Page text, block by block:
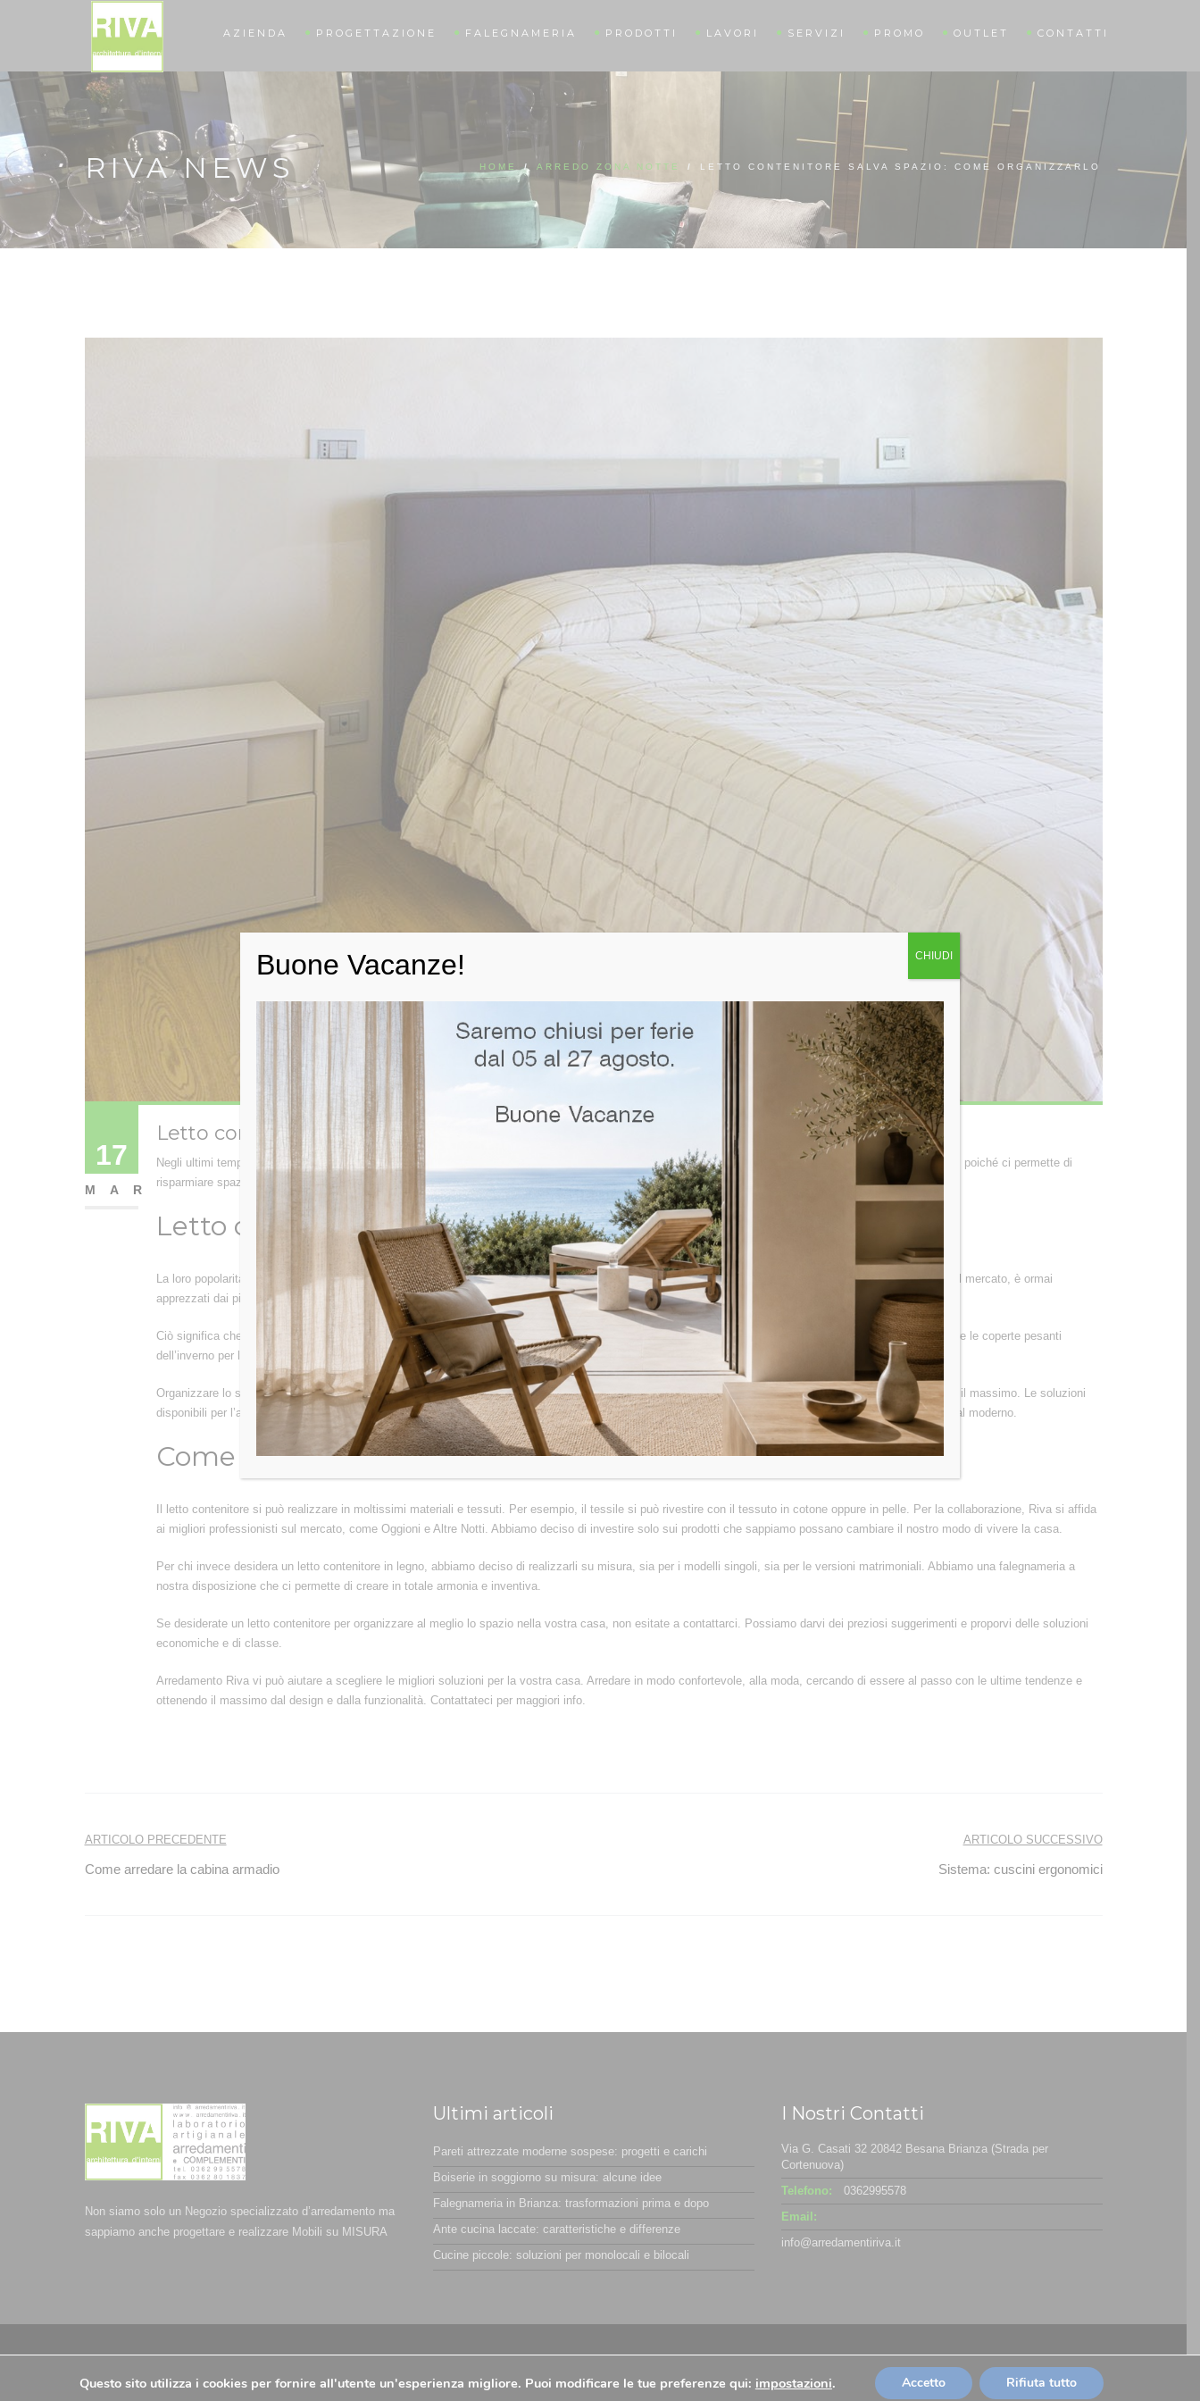
AZIENDA PROGETTAZIONE FALEGNAMERIA PRODOTTI LAVORI SERVIZI PROMO OUTLET CONTATTI
RIVA NEWS HOME / ARREDO ZONA NOTTE / LETTO CONTENITORE SALVA SPAZIO: COME ORGANIZZARLO
17
MAR
Letto contenitore salva spazio: come organizzarlo
Negli ultimi tempi, il letto contenitore salva spazio è diventato un vero e proprio must irrinunciabile. Un modo di vivere la camera da letto in maniera diversa, poiché ci permette di
risparmiare spazio e di ottenere solo il massimo del comfort. Se non abbiamo una casa molto spaziosa, poi, si rivela la scelta ottimale su cui investire.
Letto contenitore salva spazio: vantaggi
La loro popolarità è cominciata circa un decennio fa; lo stile italiano classico non prevedeva i letti contenitori salva spazio. Sin da quando però è arrivato sul mercato, è ormai
apprezzati dai più. Una delle caratteristiche più interessanti è che possiamo comprarlo sia nella versione singola che matrimoniale.
Ciò significa che, ad esempio, se nella camera dei nostri figli non abbiamo spazio, con questo letto contenitore potremo ricavare una zona extra in cui riporre le coperte pesanti
dell’inverno per liberare l’armadio e non solo. Infatti, nel letto contenitore possiamo anche aggiungere i giocattoli.
Organizzare lo spazio in casa talvolta può diventare davvero problematico. Grazie a questi accorgimenti, al nuovo mobilio, ci assicureremo solo di ottenere il massimo. Le soluzioni
disponibili per l’acquisto, inoltre, sono varie: potrete scegliere la dimensione migliore in base alle vostre esigenze. Ma non solo: anche gli stili, dal classico al moderno.
Come organizzare un letto salva spazio
Il letto contenitore si può realizzare in moltissimi materiali e tessuti. Per esempio, il tessile si può rivestire con il tessuto in cotone oppure in pelle. Per la collaborazione, Riva si affida
ai migliori professionisti sul mercato, come Oggioni e Altre Notti. Abbiamo deciso di investire solo sui prodotti che sappiamo possano cambiare il nostro modo di vivere la casa.
Per chi invece desidera un letto contenitore in legno, abbiamo deciso di realizzarli su misura, sia per i modelli singoli, sia per le versioni matrimoniali. Abbiamo una falegnameria a
nostra disposizione che ci permette di creare in totale armonia e inventiva.
Se desiderate un letto contenitore per organizzare al meglio lo spazio nella vostra casa, non esitate a contattarci. Possiamo darvi dei preziosi suggerimenti e proporvi delle soluzioni
economiche e di classe.
Arredamento Riva vi può aiutare a scegliere le migliori soluzioni per la vostra casa. Arredare in modo confortevole, alla moda, cercando di essere al passo con le ultime tendenze e
ottenendo il massimo dal design e dalla funzionalità. Contattateci per maggiori info.
Navigazione
articoli
ARTICOLO PRECEDENTE
Come arredare la cabina armadio
ARTICOLO SUCCESSIVO
Sistema: cuscini ergonomici
Non siamo solo un Negozio specializzato d’arredamento ma
sappiamo anche progettare e realizzare Mobili su MISURA
Ultimi articoli
Pareti attrezzate moderne sospese: progetti e carichi
Boiserie in soggiorno su misura: alcune idee
Falegnameria in Brianza: trasformazioni prima e dopo
Ante cucina laccate: caratteristiche e differenze
Cucine piccole: soluzioni per monolocali e bilocali
I Nostri Contatti
Via G. Casati 32 20842 Besana Brianza (Strada per
Cortenuova)
Telefono:
0362995578
Email:
info@arredamentiriva.it
-Aiuti e contributi riconosciuti| @ 2025 - Strategie Digitali Innovea
Buone Vacanze! CHIUDI
Questo sito utilizza i cookies per fornire all'utente un'esperienza migliore. Puoi modificare le tue preferenze qui: impostazioni. Accetto Rifiuta tutto